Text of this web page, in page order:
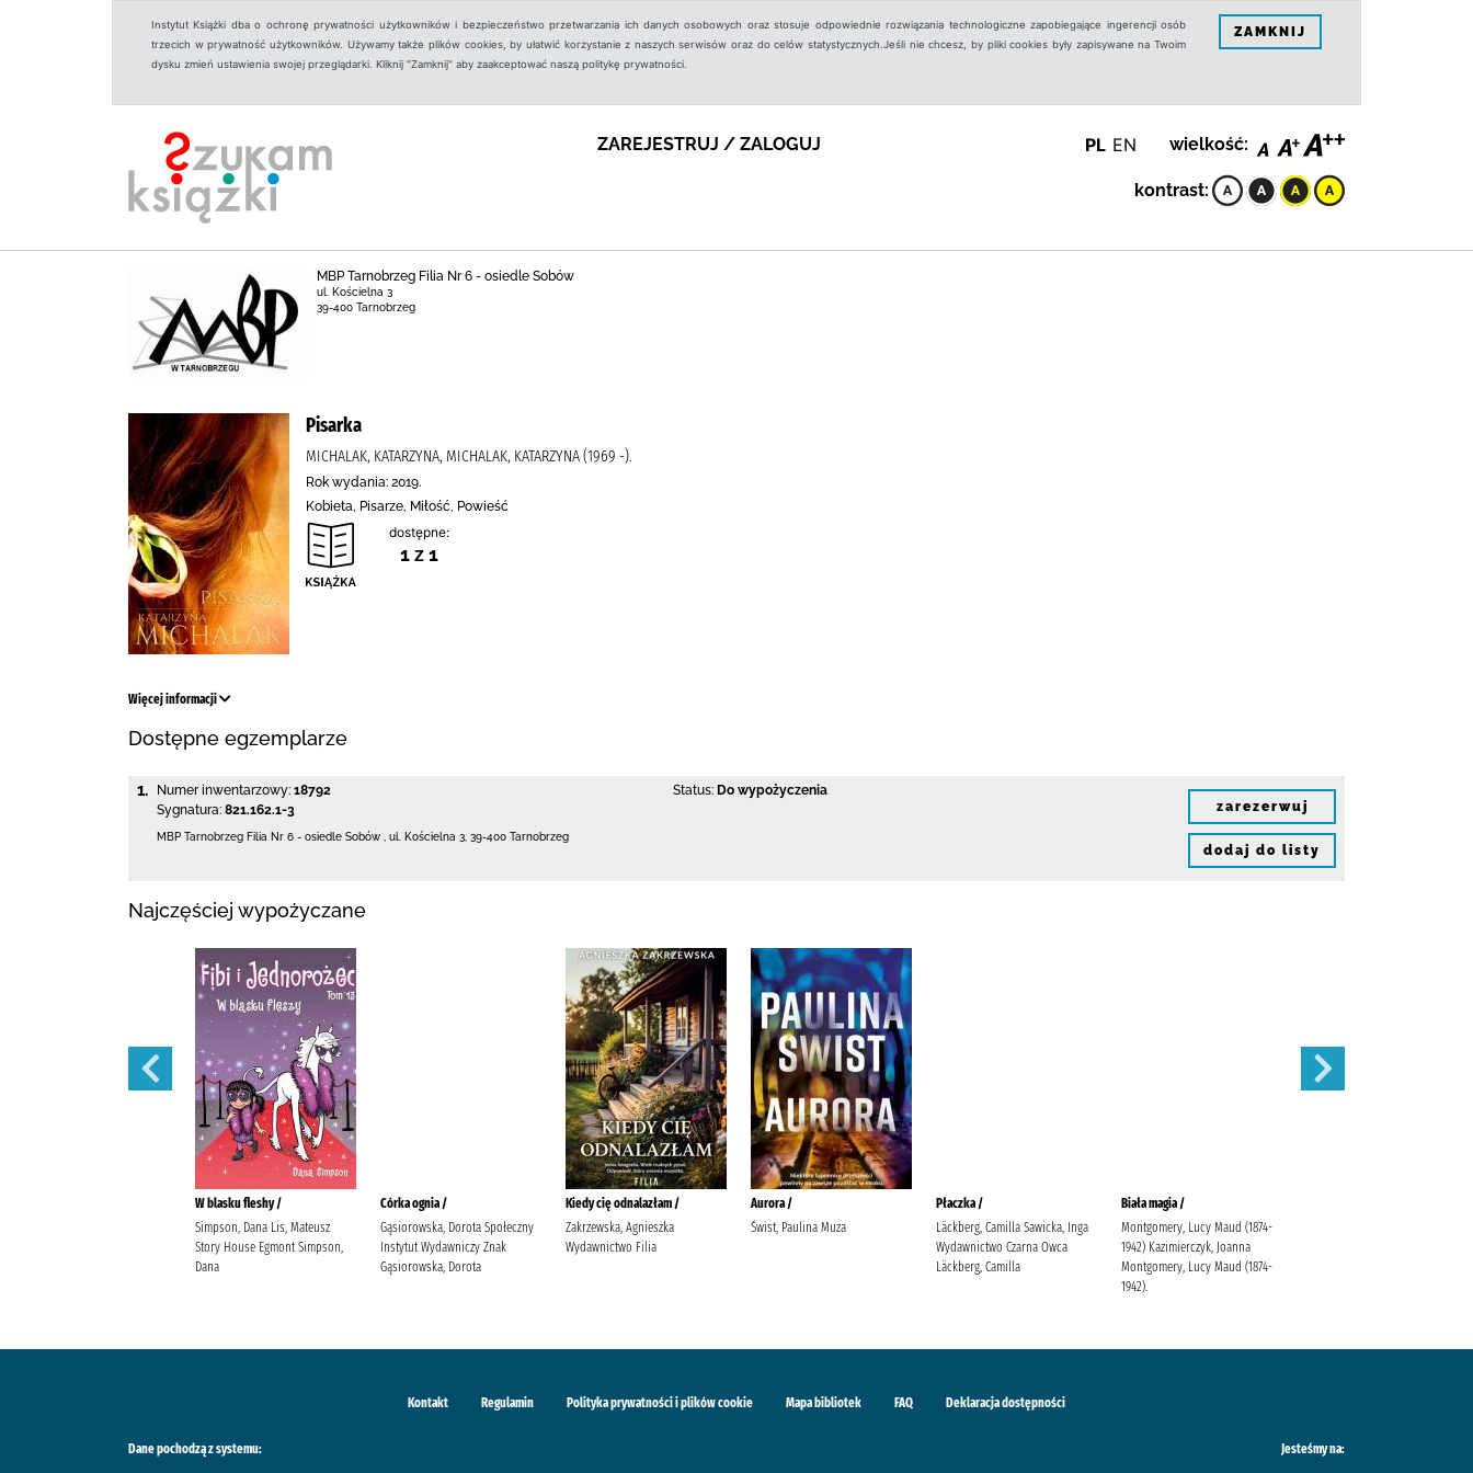
Instytut Książki dba o ochronę prywatności użytkowników i bezpieczeństwo przetwarzania ich danych osobowych oraz stosuje odpowiednie rozwiązania technologiczne zapobiegające ingerencji osób
trzecich w prywatność użytkowników. Używamy także plików cookies, by ułatwić korzystanie z naszych serwisów oraz do celów statystycznych.Jeśli nie chcesz, by pliki cookies były zapisywane na Twoim
dysku zmień ustawienia swojej przeglądarki. Kliknij "Zamknij" aby zaakceptować naszą politykę prywatności.
ZAMKNIJ
ZAREJESTRUJ / ZALOGUJ PL EN wielkość:
kontrast:
MBP Tarnobrzeg Filia Nr 6 - osiedle Sobów
ul. Kościelna 3
39-400 Tarnobrzeg
Pisarka
MICHALAK, KATARZYNA, MICHALAK, KATARZYNA (1969 -).
Rok wydania: 2019.
Kobieta, Pisarze, Miłość, Powieść
dostępne:
1 z 1
Więcej informacji
Dostępne egzemplarze
1. Numer inwentarzowy: 18792
Sygnatura: 821.162.1-3
Status: Do wypożyczenia
MBP Tarnobrzeg Filia Nr 6 - osiedle Sobów ul. Kościelna 3 39-400 Tarnobrzeg
zarezerwuj
dodaj do listy
Najczęściej wypożyczane
W blasku fleshy /
Simpson, Dana Lis, Mateusz
Story House Egmont Simpson,
Dana
Córka ognia /
Gąsiorowska, Dorota Społeczny
Instytut Wydawniczy Znak
Gąsiorowska, Dorota
Kiedy cię odnalazłam /
Zakrzewska, Agnieszka
Wydawnictwo Filia
Aurora /
Świst, Paulina Muza
Płaczka /
Läckberg, Camilla Sawicka, Inga
Wydawnictwo Czarna Owca
Läckberg, Camilla
Biała magia /
Montgomery, Lucy Maud (1874-
1942) Kazimierczyk, Joanna
Montgomery, Lucy Maud (1874-
1942).
Kontakt Regulamin Polityka prywatności i plików cookie Mapa bibliotek FAQ Deklaracja dostępności
Dane pochodzą z systemu: Jesteśmy na: